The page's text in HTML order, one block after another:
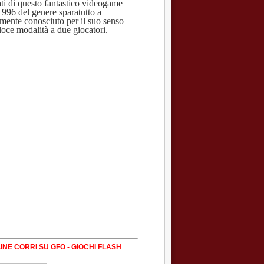
di questo fantastico videogame
del genere sparatutto a
conosciuto per il suo senso
modalità a due giocatori.
CORRI SU GFO - GIOCHI FLASH